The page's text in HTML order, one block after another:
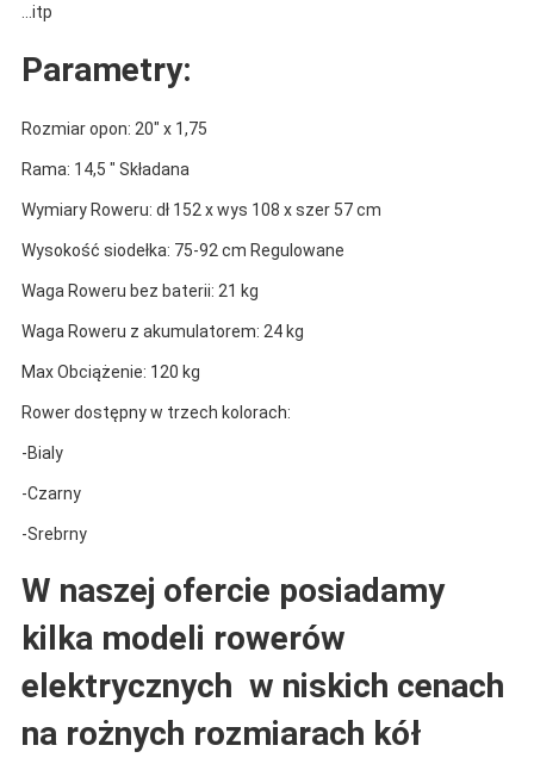
...itp
Parametry:
Rozmiar opon: 20" x 1,75
Rama: 14,5 " Składana
Wymiary Roweru: dł 152 x wys 108 x szer 57 cm
Wysokość siodełka: 75-92 cm Regulowane
Waga Roweru bez baterii: 21 kg
Waga Roweru z akumulatorem: 24 kg
Max Obciążenie: 120 kg
Rower dostępny w trzech kolorach:
-Bialy
-Czarny
-Srebrny
W naszej ofercie posiadamy
kilka modeli rowerów
elektrycznych w niskich cenach
na rożnych rozmiarach kół